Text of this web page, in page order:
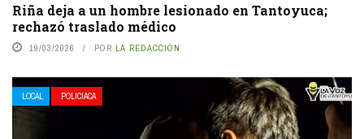
Riña deja a un hombre lesionado en Tantoyuca;
rechazó traslado médico
19/03/2026 POR LA REDACCIÓN
LOCAL POLICIACA